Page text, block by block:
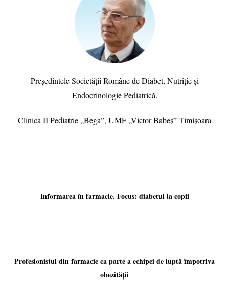
Președintele Societății Române de Diabet, Nutriție și
Endocrinologie Pediatrică.
Clinica II Pediatrie „Bega”, UMF „Victor Babeș” Timișoara
Informarea în farmacie. Focus: diabetul la copii
Profesionistul din farmacie ca parte a echipei de luptă împotriva
obezității